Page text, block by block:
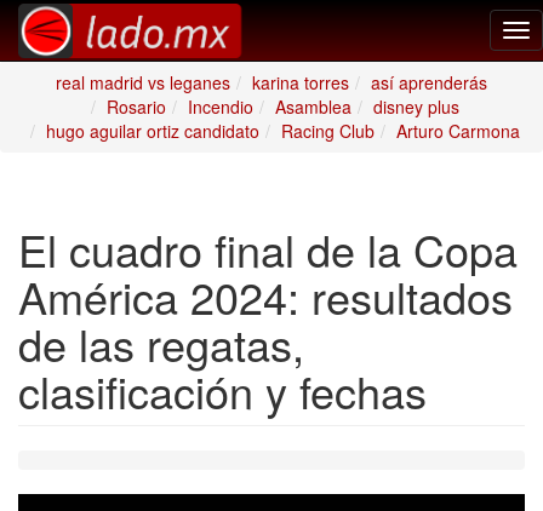
real madrid vs leganes
karina torres
así aprenderás
Rosario
Incendio Asamblea
disney plus
hugo aguilar ortiz candidato
Racing Club Arturo Carmona
El cuadro final de la Copa
América 2024: resultados
de las regatas,
clasificación y fechas